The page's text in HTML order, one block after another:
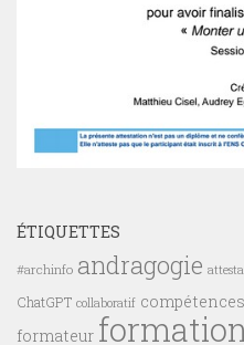
ÉTIQUETTES
#archinfo andragogie
ChatGPT collaboratif compétences
formateur